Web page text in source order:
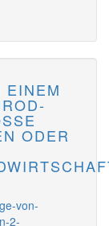
EINEM
F
A